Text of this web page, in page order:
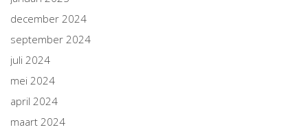
december 2024
september 2024
juli 2024
mei 2024
april 2024
maart 2024